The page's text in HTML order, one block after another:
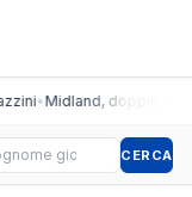
•Midland, doppio colpo
CERCA